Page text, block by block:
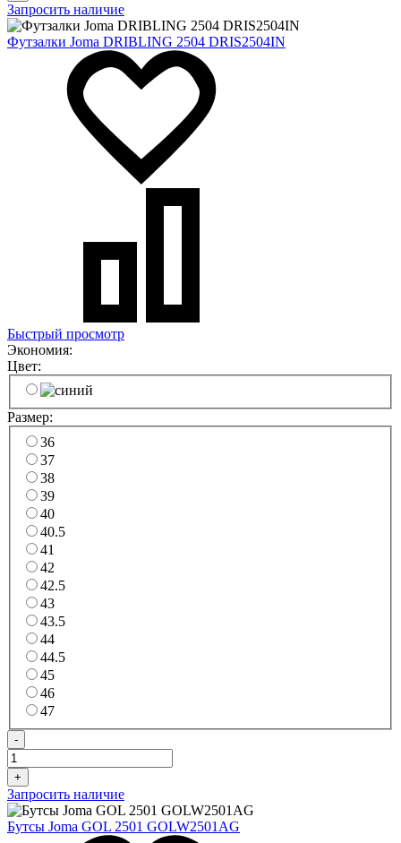
Запросить наличие
Футзалки Joma DRIBLING 2504 DRIS2504IN
Быстрый просмотр
Экономия:
Цвет:
Размер:
36
37
38
39
40
40.5
41
42
42.5
43
43.5
44
44.5
45
46
47
-
+
Запросить наличие
Бутсы Joma GOL 2501 GOLW2501AG